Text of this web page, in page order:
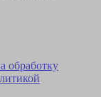
обработку